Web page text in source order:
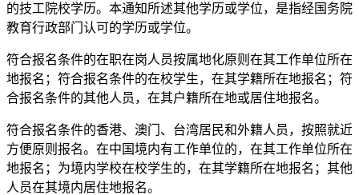
的技工院校学历。本通知所述其他学历或学位，是指经国务院
教育行政部门认可的学历或学位。
符合报名条件的在职在岗人员按属地化原则在其工作单位所在
地报名；符合报名条件的在校学生，在其学籍所在地报名；符
合报名条件的其他人员，在其户籍所在地或居住地报名。
符合报名条件的香港、澳门、台湾居民和外籍人员，按照就近
方便原则报名。在中国境内有工作单位的，在其工作单位所在
地报名；为境内学校在校学生的，在其学籍所在地报名；其他
人员在其境内居住地报名。